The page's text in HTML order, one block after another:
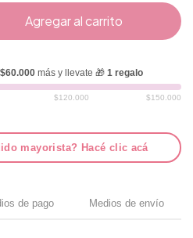
$60.000más y llevate 🎁 1 regalo
$120.000 $150.000
mayorista? Hacé clic acá
de pago Medios de envío